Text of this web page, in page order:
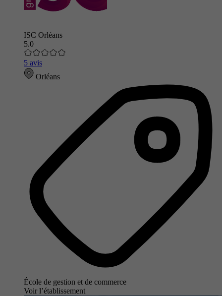
ISC Orléans
5.0
5 avis
Orléans
École de gestion et de commerce
Voir l’établissement